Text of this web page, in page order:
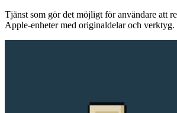
Tjänst som gör det möjligt för användare att
Apple-enheter med originaldelar och verktyg.